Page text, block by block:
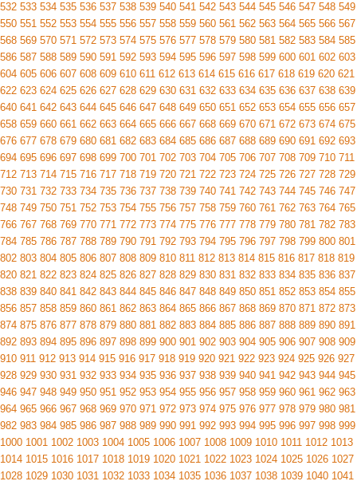
532 533 534 535 536 537 538 539 540 541 542 543 544 545 546 547 548 549
550 551 552 553 554 555 556 557 558 559 560 561 562 563 564 565 566 567
568 569 570 571 572 573 574 575 576 577 578 579 580 581 582 583 584 585
586 587 588 589 590 591 592 593 594 595 596 597 598 599 600 601 602 603
604 605 606 607 608 609 610 611 612 613 614 615 616 617 618 619 620 621
622 623 624 625 626 627 628 629 630 631 632 633 634 635 636 637 638 639
640 641 642 643 644 645 646 647 648 649 650 651 652 653 654 655 656 657
658 659 660 661 662 663 664 665 666 667 668 669 670 671 672 673 674 675
676 677 678 679 680 681 682 683 684 685 686 687 688 689 690 691 692 693
694 695 696 697 698 699 700 701 702 703 704 705 706 707 708 709 710 711
712 713 714 715 716 717 718 719 720 721 722 723 724 725 726 727 728 729
730 731 732 733 734 735 736 737 738 739 740 741 742 743 744 745 746 747
748 749 750 751 752 753 754 755 756 757 758 759 760 761 762 763 764 765
766 767 768 769 770 771 772 773 774 775 776 777 778 779 780 781 782 783
784 785 786 787 788 789 790 791 792 793 794 795 796 797 798 799 800 801
802 803 804 805 806 807 808 809 810 811 812 813 814 815 816 817 818 819
820 821 822 823 824 825 826 827 828 829 830 831 832 833 834 835 836 837
838 839 840 841 842 843 844 845 846 847 848 849 850 851 852 853 854 855
856 857 858 859 860 861 862 863 864 865 866 867 868 869 870 871 872 873
874 875 876 877 878 879 880 881 882 883 884 885 886 887 888 889 890 891
892 893 894 895 896 897 898 899 900 901 902 903 904 905 906 907 908 909
910 911 912 913 914 915 916 917 918 919 920 921 922 923 924 925 926 927
928 929 930 931 932 933 934 935 936 937 938 939 940 941 942 943 944 945
946 947 948 949 950 951 952 953 954 955 956 957 958 959 960 961 962 963
964 965 966 967 968 969 970 971 972 973 974 975 976 977 978 979 980 981
982 983 984 985 986 987 988 989 990 991 992 993 994 995 996 997 998 999
1000 1001 1002 1003 1004 1005 1006 1007 1008 1009 1010 1011 1012 1013
1014 1015 1016 1017 1018 1019 1020 1021 1022 1023 1024 1025 1026 1027
1028 1029 1030 1031 1032 1033 1034 1035 1036 1037 1038 1039 1040 1041